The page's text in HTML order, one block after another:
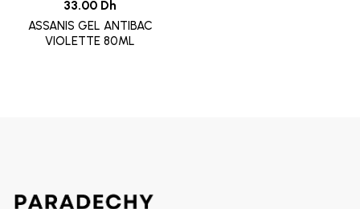
33.00 Dh
ASSANIS GEL ANTIBAC
VIOLETTE 80ML